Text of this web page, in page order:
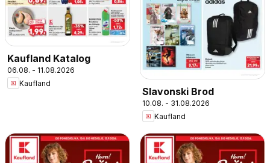
Kaufland Katalog
06.08. - 11.08.2026
Kaufland
Slavonski Brod
10.08. - 31.08.2026
Kaufland